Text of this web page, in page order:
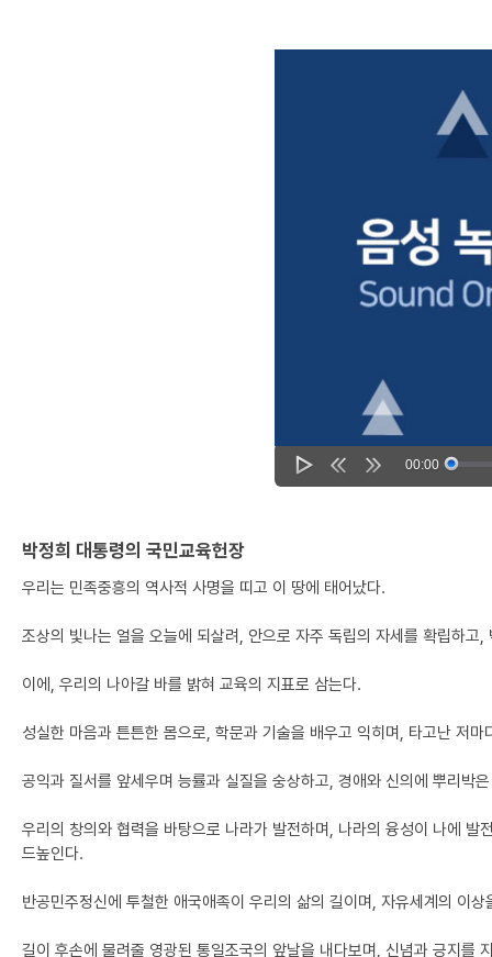
박정희 대통령의 국민교육헌장
우리는 민족중흥의 역사적 사명을 띠고 이 땅에 태어났다.
조상의 빛나는 얼을 오늘에 되살려, 안으로 자주 독립의 자세를 확립하고
이에, 우리의 나아갈 바를 밝혀 교육의 지표로 삼는다.
성실한 마음과 튼튼한 몸으로, 학문과 기술을 배우고 익히며, 타고난 저
공익과 질서를 앞세우며 능률과 실질을 숭상하고, 경애와 신의에 뿌리박
우리의 창의와 협력을 바탕으로 나라가 발전하며, 나라의 융성이 나에
드높인다.
반공민주정신에 투철한 애국애족이 우리의 삶의 길이며, 자유세계의 이
길이 후손에 물려줄 영광된 통일조국의 앞날을 내다보며, 신념과 긍지를